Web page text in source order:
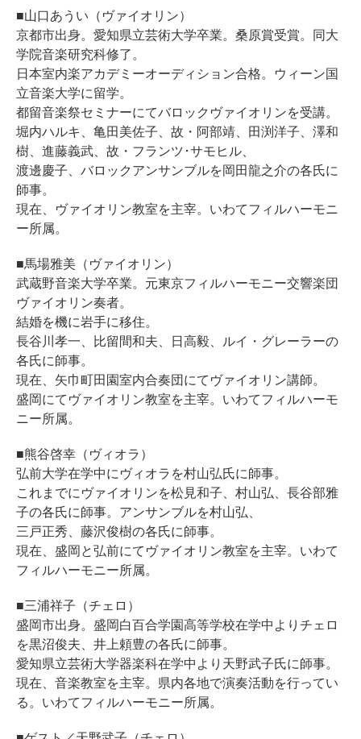
■山口あうい（ヴァイオリン）
京都市出身。愛知県立芸術大学卒業。桑原賞受賞。同大
学院音楽研究科修了。
日本室内楽アカデミーオーディション合格。ウィーン国
立音楽大学に留学。
都留音楽祭セミナーにてバロックヴァイオリンを受講。
堀内ハルキ、亀田美佐子、故・阿部靖、田渕洋子、澤和
樹、進藤義武、故・フランツ･サモヒル、
渡邊慶子、バロックアンサンブルを岡田龍之介の各氏に
師事。
現在、ヴァイオリン教室を主宰。いわてフィルハーモニ
ー所属。
■馬場雅美（ヴァイオリン）
武蔵野音楽大学卒業。元東京フィルハーモニー交響楽団
ヴァイオリン奏者。
結婚を機に岩手に移住。
長谷川孝一、比留間和夫、日高毅、ルイ・グレーラーの
各氏に師事。
現在、矢巾町田園室内合奏団にてヴァイオリン講師。
盛岡にてヴァイオリン教室を主宰。いわてフィルハーモ
ニー所属。
■熊谷啓幸（ヴィオラ）
弘前大学在学中にヴィオラを村山弘氏に師事。
これまでにヴァイオリンを松見和子、村山弘、長谷部雅
子の各氏に師事。アンサンブルを村山弘、
三戸正秀、藤沢俊樹の各氏に師事。
現在、盛岡と弘前にてヴァイオリン教室を主宰。いわて
フィルハーモニー所属。
■三浦祥子（チェロ）
盛岡市出身。盛岡白百合学園高等学校在学中よりチェロ
を黒沼俊夫、井上頼豊の各氏に師事。
愛知県立芸術大学器楽科在学中より天野武子氏に師事。
現在、音楽教室を主宰。県内各地で演奏活動を行ってい
る。いわてフィルハーモニー所属。